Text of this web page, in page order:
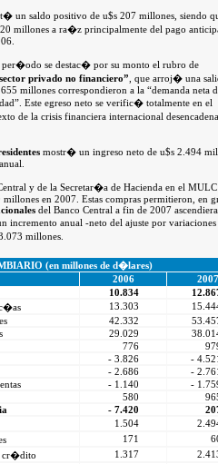
un saldo positivo de u$s 207 millones, siendo
millones a ra�z principalmente del pago
se destac� por su monto el rubro de
privado no financiero” , que arroj� una
millones correspondieron a la “demanda neta
Este egreso neto se verific� totalmente en el
de la crisis financiera internacional
mostr� un ingreso neto de u$s 2.494
y de la Secretar�a de Hacienda en el MULC
en 2007. Estas compras permitieron, en
del Banco Central a fin de 2007
anual -neto del ajuste por variaciones
millones.
(en millones de d�lares)
2006
2007
10.834
13.303
42.332
29.029
776
- 3.826
-
- 2.686
-
- 1.140
-
580
- 7.420
1.504
171
cr�dito
1.317